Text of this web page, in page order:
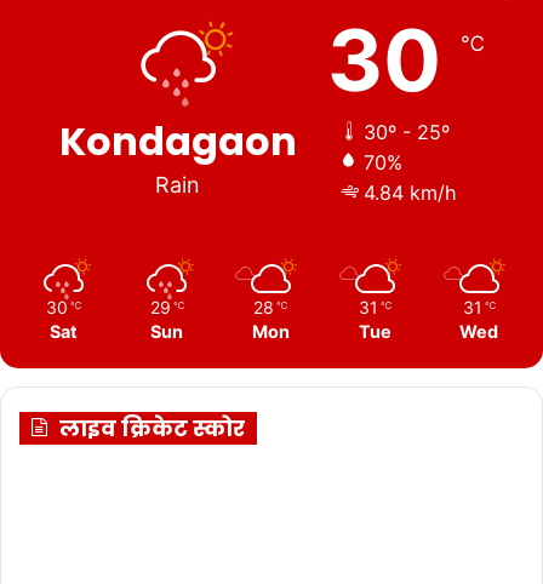
Kondagaon
Rain
30 ℃
30º - 25º
70%
4.84 km/h
30 ℃
Sat
29 ℃
Sun
28 ℃
Mon
31 ℃
Tue
31 ℃
Wed
लाइव क्रिकेट स्कोर